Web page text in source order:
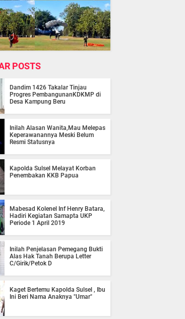
POSTS
Dandim 1426 Takalar Tinjau
Progres PembangunanKDKMP di
Desa Kampung Beru
Inilah Alasan Wanita,Mau Melepas
Keperawanannya Meski Belum
Resmi Statusnya
Kapolda Sulsel Melayat Korban
Penembakan KKB Papua
Mabesad Kolenel Inf Henry Batara,
Hadiri Kegiatan Samapta UKP
Periode 1 April 2019
Inilah Penjelasan Pemegang Bukti
Alas Hak Tanah Berupa Letter
C/Girik/Petok D
Kaget Bertemu Kapolda Sulsel , Ibu
Ini Beri Nama Anaknya "Umar"